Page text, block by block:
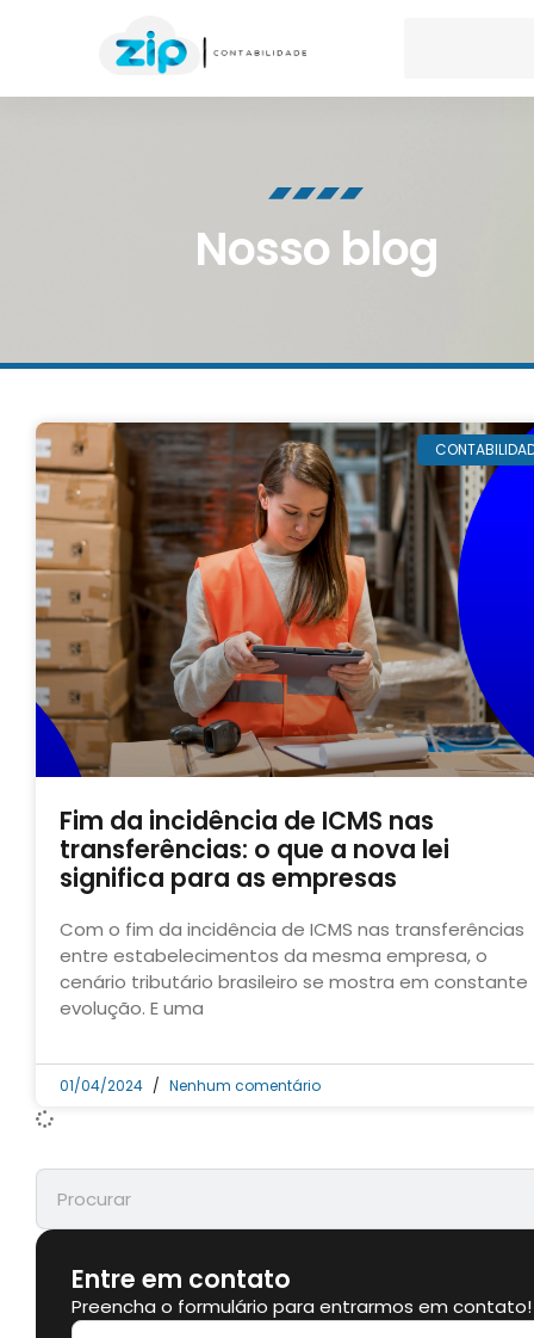
Nosso blog
Fim da incidência de ICMS nas
transferências: o que a nova lei
significa para as empresas
Com o fim da incidência de ICMS nas transferências
entre estabelecimentos da mesma empresa, o
cenário tributário brasileiro se mostra em constante
evolução. E uma
01/04/2024 Nenhum comentário
Entre em contato
Preencha o formulário para entrarmos em contato!